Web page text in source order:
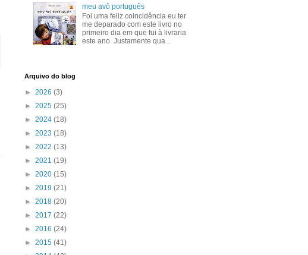
meu avô português
Foi uma feliz coincidência eu ter
me deparado com este livro no
primeiro dia em que fui à livraria
este ano. Justamente qua...
Arquivo do blog
► 2026 (3)
► 2025 (25)
► 2024 (18)
► 2023 (18)
► 2022 (13)
► 2021 (19)
► 2020 (15)
► 2019 (21)
► 2018 (20)
► 2017 (22)
► 2016 (24)
► 2015 (41)